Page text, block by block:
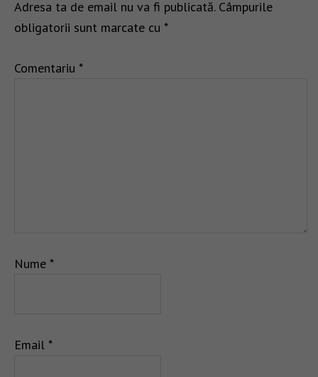
Adresa ta de email nu va fi publicată. Câmpurile
obligatorii sunt marcate cu *
Comentariu *
Nume *
Email *